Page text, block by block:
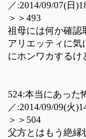
／:2014/09/07(日
＞＞493
祖母には何か確認
アリエッティに気
にホンワカするけ
524:本当にあった
／:2014/09/09(火
＞＞504
父方とはもう絶縁